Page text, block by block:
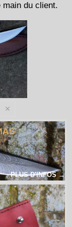
main du client.
PLUS D'INFOS →